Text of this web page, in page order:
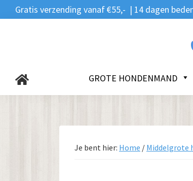
Spring
naar
Door
naar
Spring
naar
Gratis verzending vanaf €55,- | 14 dagen
GROTE HONDENMAND
naar:
Je bent hier: Home / Middelgrote